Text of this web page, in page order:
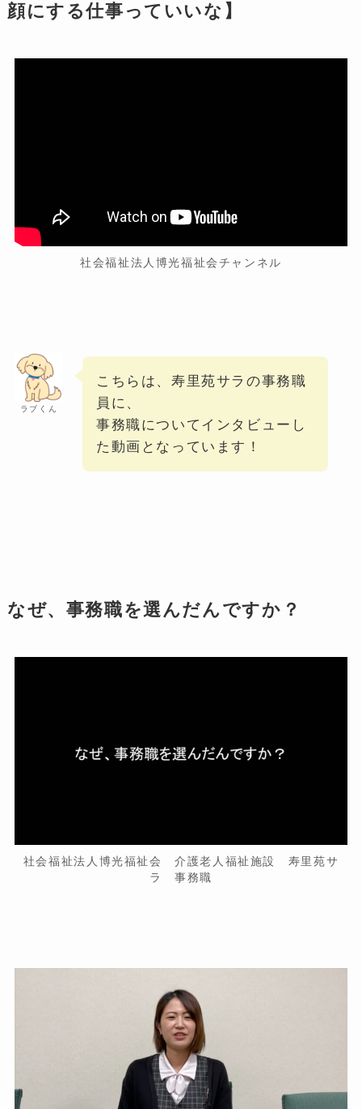
顔にする仕事っていいな】
社会福祉法人博光福祉会チャンネル
ラブくん
こちらは、寿里苑サラの事務職
員に、
事務職についてインタビューし
た動画となっています！
なぜ、事務職を選んだんですか？
社会福祉法人博光福祉会 介護老人福祉施設 寿里苑サ
ラ 事務職